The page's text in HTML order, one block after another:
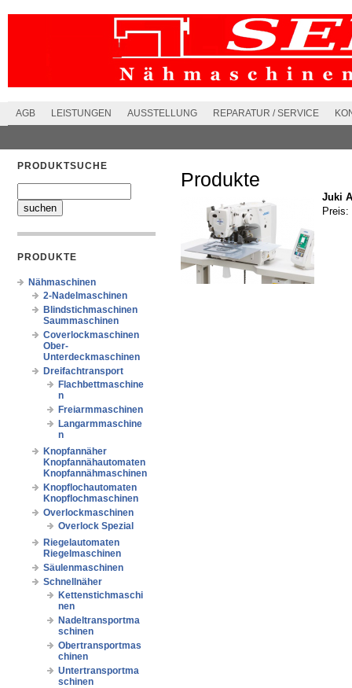
AGB LEISTUNGEN AUSSTELLUNG REPARATUR / SERVICE
PRODUKTSUCHE
PRODUKTE
Nähmaschinen
2-Nadelmaschinen
Blindstichmaschinen
Saummaschinen
Coverlockmaschinen
Ober-
Unterdeckmaschinen
Dreifachtransport
Flachbettmaschine
n
Freiarmmaschinen
Langarmmaschine
n
Knopfannäher
Knopfannähautomaten
Knopfannähmaschinen
Knopflochautomaten
Knopflochmaschinen
Overlockmaschinen
Overlock Spezial
Riegelautomaten
Riegelmaschinen
Säulenmaschinen
Schnellnäher
Kettenstichmaschi
nen
Nadeltransportma
schinen
Obertransportmas
chinen
Untertransportma
schinen
Produkte
Juki
Preis: